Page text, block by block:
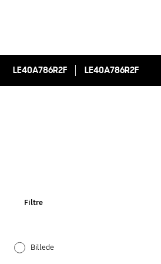
LE40A786R2F LE40A786R2F
Filtre
Billede